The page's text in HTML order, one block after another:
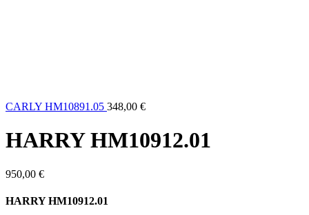
CARLY HM10891.05 348,00 €
HARRY HM10912.01
950,00 €
HARRY HM10912.01